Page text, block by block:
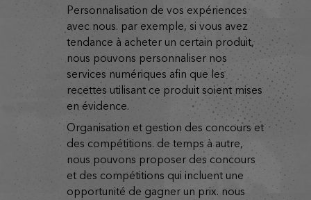
personnalisation de vos expériences
avec nous. par exemple, si vous avez
tendance à acheter un certain produit,
nous pouvons personnaliser nos
services numériques afin que les
recettes utilisant ce produit soient mises
en évidence.
organisation et gestion des concours et
des compétitions. de temps à autre,
nous pouvons proposer des concours
et des compétitions qui incluent une
opportunité de gagner un prix. nous